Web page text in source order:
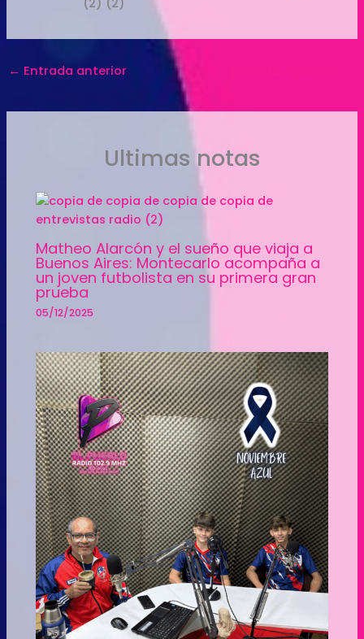
← Entrada anterior
Ultimas notas
Matheo Alarcón y el sueño que viaja a
Buenos Aires: Montecarlo acompaña a
un joven futbolista en su primera gran
prueba
05/12/2025